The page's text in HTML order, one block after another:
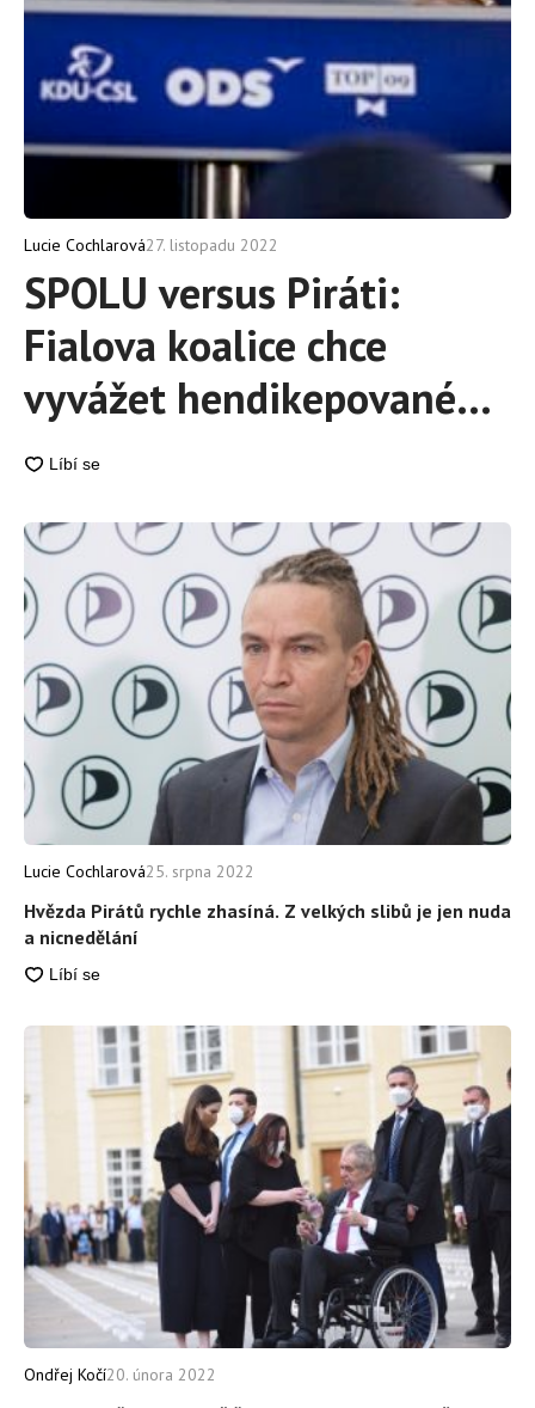
Lucie Cochlarová27. listopadu 2022
SPOLU versus Piráti:
Fialova koalice chce
vyvážet hendikepované
lidi do Sudet, tvrdí známý
Hvězda Pirátů rychle zhasíná. Z velkých slibů je jen nuda
a nicnedělání
Lucie Cochlarová25. srpna 2022
Ondřej Kočí20. února 2022